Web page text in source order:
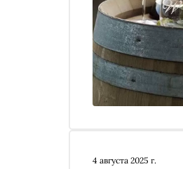
4 августа 2025 г.